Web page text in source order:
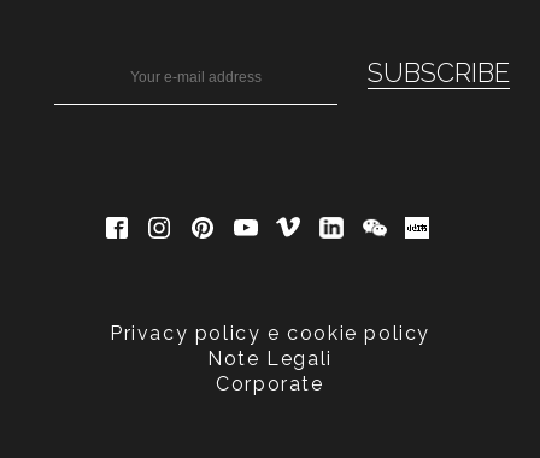
Privacy policy e cookie policy
Note Legali
Corporate